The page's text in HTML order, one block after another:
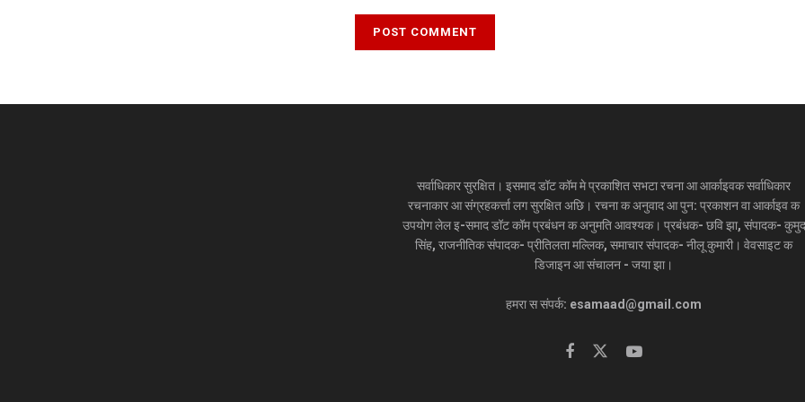
सर्वाधिकार सुरक्षित। इसमाद डॉट कॉम मे प्रकाशित सभटा रचना आ आर्काइवक सर्वाधिकार
रचनाकार आ संग्रहकर्त्ता लग सुरक्षित अछि। रचना क अनुवाद आ पुन: प्रकाशन वा आर्काइव क
उपयोग लेल इ-समाद डॉट कॉम प्रबंधन क अनुमति आवश्यक। प्रबंधक- छवि झा, संपादक- कुमुद
सिंह, राजनीतिक संपादक- प्रीतिलता मल्लिक, समाचार संपादक- नीलू कुमारी। वेवसाइट क
डिजाइन आ संचालन - जया झा।
हमरा स संपर्क: esamaad@gmail.com